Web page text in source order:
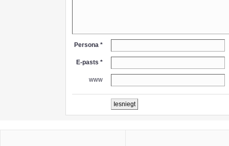
Persona *
E-pasts *
www